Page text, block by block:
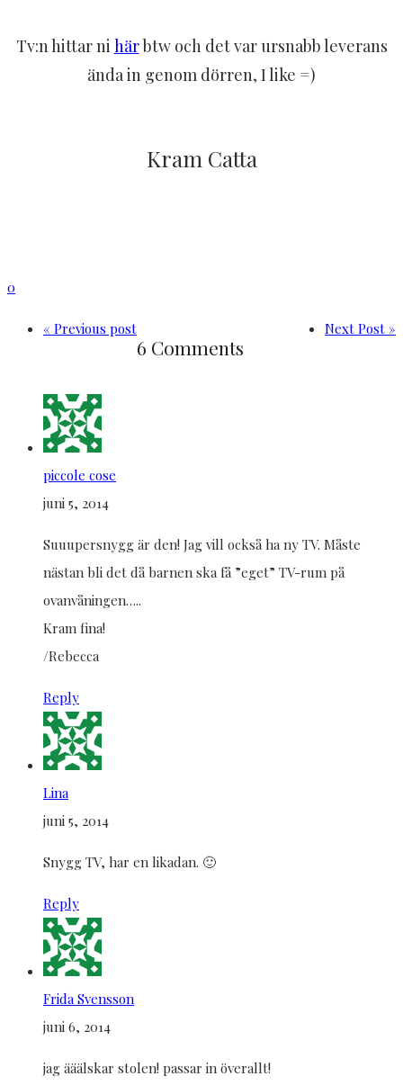
Tv:n hittar ni härbtw och det var ursnabb leverans
ända in genom dörren, I like =)
Kram Catta
0
« Previous post Next Post »
6 Comments
piccole cose
juni 5, 2014
Suuupersnygg är den! Jag vill också ha ny TV. Måste
nästan bli det då barnen ska få ”eget” TV-rum på
ovanvåningen…..
Kram fina!
/Rebecca
Reply
Lina
juni 5, 2014
Snygg TV, har en likadan. 🙂
Reply
Frida Svensson
juni 6, 2014
jag ääälskar stolen! passar in överallt!